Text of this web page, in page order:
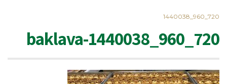
1440038_960_720
baklava-1440038_960_720